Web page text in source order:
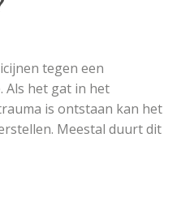
tegen een
Als het gat in het
is ontstaan kan het
Meestal duurt dit